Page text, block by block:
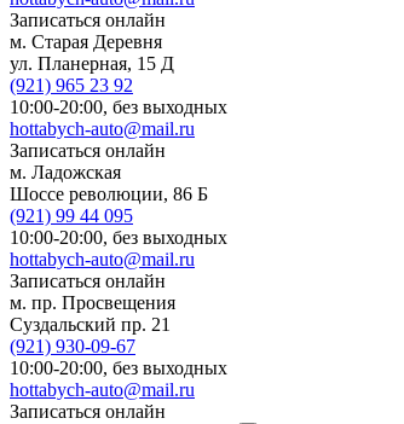
Записаться онлайн
м. Старая Деревня
ул. Планерная, 15 Д
(921) 965 23 92
10:00-20:00, без выходных
hottabych-auto@mail.ru
Записаться онлайн
м. Ладожская
Шоссе революции, 86 Б
(921) 99 44 095
10:00-20:00, без выходных
hottabych-auto@mail.ru
Записаться онлайн
м. пр. Просвещения
Суздальский пр. 21
(921) 930-09-67
10:00-20:00, без выходных
hottabych-auto@mail.ru
Записаться онлайн